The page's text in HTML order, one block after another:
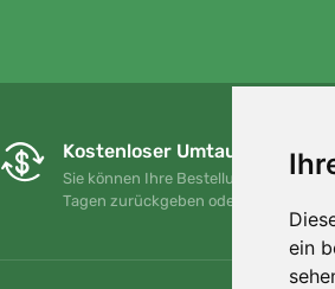
ein
Kostenloser Umtausch und
Sie können Ihre Bestellung jederzeit
Tagen zurückgeben oder umtauschen.